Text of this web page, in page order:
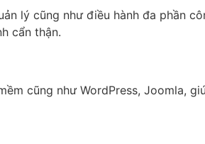
lý cũng như điều hành đa phần
cẩn thận.
cũng như WordPress, Joomla,